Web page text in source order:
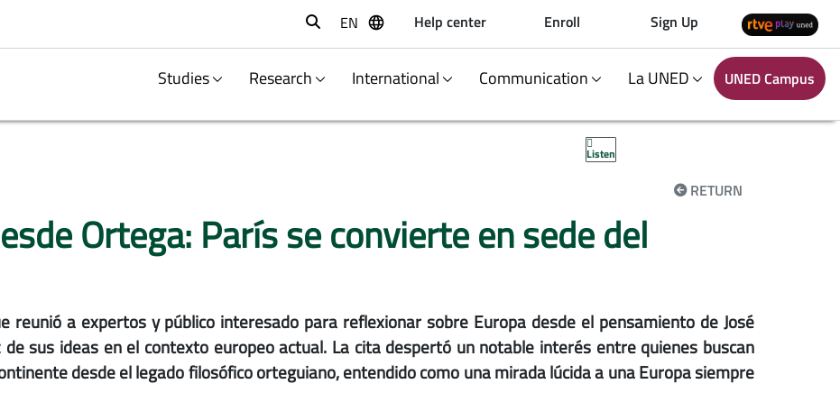
Buscar
EN Help center Enroll Sign Up
Studies Research International Communication La UNED UNED Campus
Listen
RETURN
Ortega: París se convierte en sede del
reunió a expertos y público interesado para reflexionar sobre Europa desde el pensamiento de José
sus ideas en el contexto europeo actual. La cita despertó un notable interés entre quienes buscan
desde el legado filosófico orteguiano, entendido como una mirada lúcida a una Europa siempre